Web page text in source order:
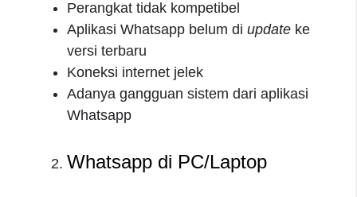
Perangkat tidak kompetibel
Aplikasi Whatsapp belum di update ke
versi terbaru
Koneksi internet jelek
Adanya gangguan sistem dari aplikasi
Whatsapp
Whatsapp di PC/Laptop